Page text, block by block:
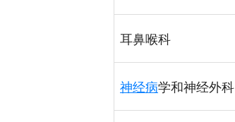
耳鼻喉科
神经病学和神经外科